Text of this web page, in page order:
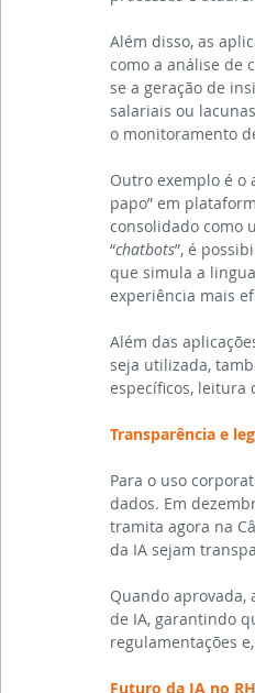
Além disso, as
como a análise de
se a geração de
salariais ou
o monitoramento
Outro exemplo é o
papo” em
consolidado como
“chatbots”, é
que simula a
experiência mais
Além das
seja utilizada,
específicos, leitura
Transparência e
Para o uso
dados. Em
tramita agora na
da IA sejam
Quando
de IA, garantindo
regulamentações
Futuro da IA no RH